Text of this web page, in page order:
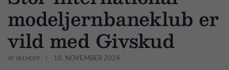
modeljernbaneklub er
vild med Givskud
AF JIM HOFF 18. NOVEMBER 2024